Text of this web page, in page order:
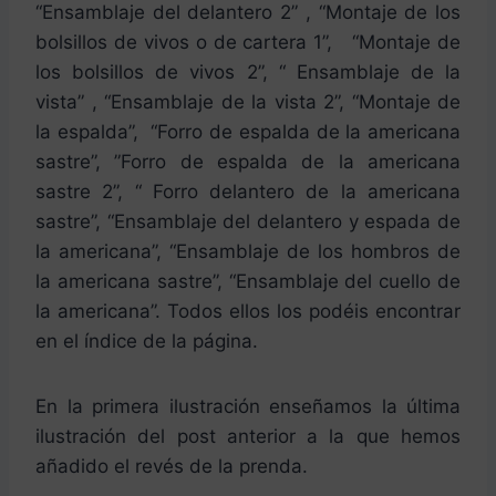
“Ensamblaje del delantero 2” , “Montaje de los
bolsillos de vivos o de cartera 1”, “Montaje de
los bolsillos de vivos 2”, “ Ensamblaje de la
vista” , “Ensamblaje de la vista 2”, “Montaje de
la espalda”, “Forro de espalda de la americana
sastre”, ”Forro de espalda de la americana
sastre 2”, “ Forro delantero de la americana
sastre”, “Ensamblaje del delantero y espada de
la americana”, “Ensamblaje de los hombros de
la americana sastre”, “Ensamblaje del cuello de
la americana”. Todos ellos los podéis encontrar
en el índice de la página.
En la primera ilustración enseñamos la última
ilustración del post anterior a la que hemos
añadido el revés de la prenda.